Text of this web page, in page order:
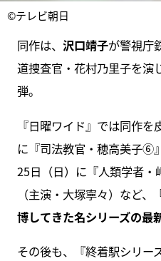
©テレビ朝日
同作は、 沢口靖子が警視庁
道捜査官・花村乃里子を演
弾。
『日曜ワイド』では同作を
に『司法教官・穂高美子⑥
25日（日）に『人類学者・
（主演・大塚寧々）など、
博してきた名シリーズの最
その後も、『終着駅シリー